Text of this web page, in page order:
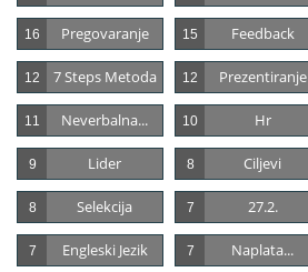
Pregovaranje
16 Feedback
15
7 Steps Metoda
12 Prezentiranje
12
Neverbalna...
11 Hr
10
Lider
9 Ciljevi
8
Selekcija
8 27.2.
7
Engleski Jezik
7 Naplata...
7